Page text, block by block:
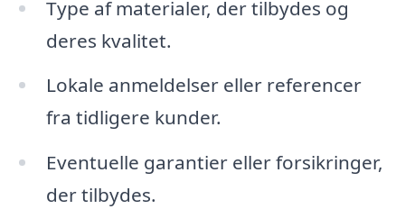
Type af materialer, der tilbydes og
deres kvalitet.
Lokale anmeldelser eller referencer
fra tidligere kunder.
Eventuelle garantier eller forsikringer,
der tilbydes.